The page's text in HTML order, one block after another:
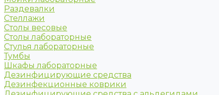
Раздевалки
Стеллажи
Столы весовые
Столы лабораторные
Стулья лабораторные
Тумбы
Шкафы лабораторные
Дезинфицирующие средства
Дезинфекционные коврики